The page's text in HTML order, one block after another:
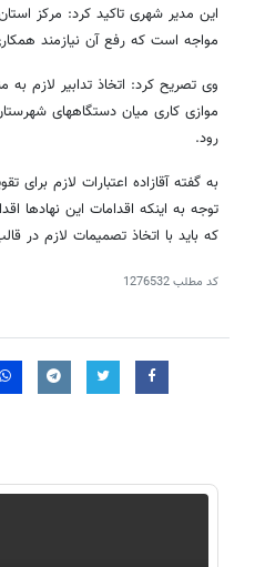
این مدیر شهری تاکید کرد:‌ مرکز
مواجه است که رفع آن نیازمند
وی تصریح کرد: اتخاذ تدابیر لازم
موازی کاری میان دستگاههای
رود.
به گفته آقازاده اعتبارات لازم
توجه به اینکه اقدامات این نهادها
که باید با اتخاذ تصمیمات لازم در
کد مطلب1276532